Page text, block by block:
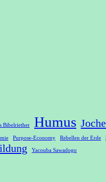
Bibelriether Humus
Purpose-Economy Rebellen der Erde
Yacouba Sawadogo